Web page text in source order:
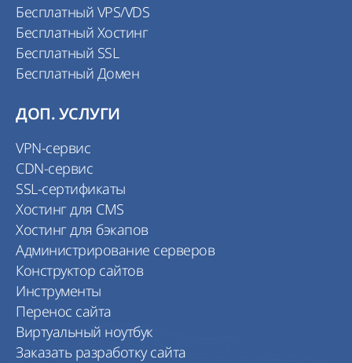
Бесплатный VPS/VDS
Бесплатный Хостинг
Бесплатный SSL
Бесплатный Домен
ДОП. УСЛУГИ
VPN-сервис
CDN-сервис
SSL-сертификаты
Хостинг для CMS
Хостинг для бэкапов
Администрирование серверов
Конструктор сайтов
Инструменты
Перенос сайта
Виртуальный ноутбук
Заказать разработку сайта